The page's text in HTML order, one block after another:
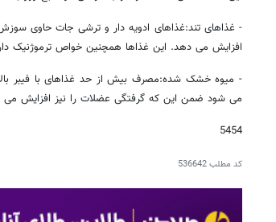
- غذاهای تند:غذاهای ادویه دار و ترشی جات حاوی
افزایش می دهد. این غذاها همچنین خواص ترموژنیک
- میوه خشک شده:مصرف بیش از حد غذاهای با فیبر
می شود ضمن این که گرفتگی عضلات را نیز افزایش
5454
کد مطلب536642